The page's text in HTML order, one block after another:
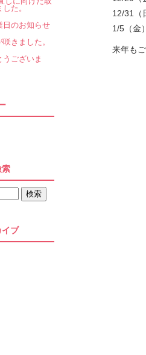
12/31（
1/5（金
来年も
た。
日のお知らせ
きました。
ございま
索
イブ